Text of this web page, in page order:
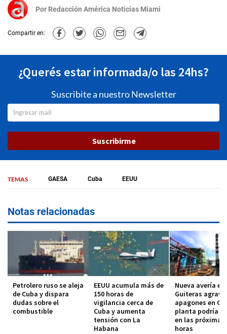
Por Redacción América Noticias Miami
Compartir en:
¿Querés estar informada/o las 24hs?
Suscribite a nuestro Newsletter
Suscribirme
TEMAS GAESA Cuba EEUU
Notas relacionadas
Petrolero ruso se aleja
de Cuba y dispara
dudas sobre el
combustible
EEUU acumula más de
150 horas de
vigilancia cerca de
Cuba y aumenta
tensión con La
Habana
Nueva avería en
Guiteras agrava
apagones en
planta podría
en las próximas
horas